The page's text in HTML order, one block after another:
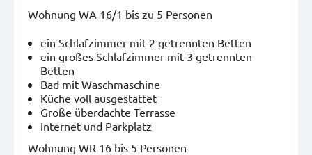
Wohnung WA 16/1 bis zu 5 Personen
ein Schlafzimmer mit 2 getrennten Betten
ein großes Schlafzimmer mit 3 getrennten
Betten
Bad mit Waschmaschine
Küche voll ausgestattet
Große überdachte Terrasse
Internet und Parkplatz
Wohnung WR 16 bis 5 Personen